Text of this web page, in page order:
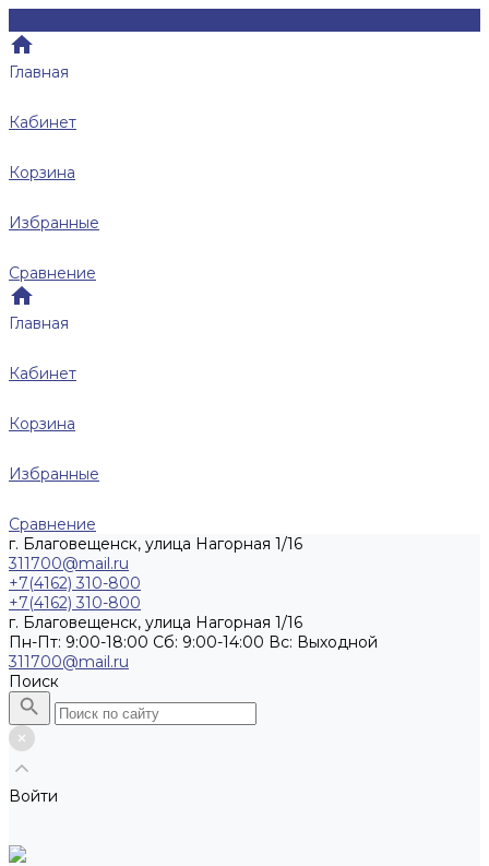
Главная
Кабинет
Корзина
Избранные
Сравнение
Главная
Кабинет
Корзина
Избранные
Сравнение
г. Благовещенск, улица Нагорная 1/16
311700@mail.ru
+7(4162) 310-800
+7(4162) 310-800
г. Благовещенск, улица Нагорная 1/16
Пн-Пт: 9:00-18:00 Cб: 9:00-14:00 Вс: Выходной
311700@mail.ru
Поиск
Войти